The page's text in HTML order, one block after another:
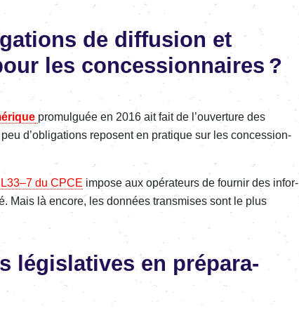
de diffu­sion et
les conces­sion­naires ?
promul­guée en 2016 ait fait de l’ou­ver­ture des
d’obli­ga­tions reposent en pratique sur les conces­sion­
L33–7 du CPCE impose aux opéra­teurs de four­nir des infor­
Mais là encore, les données trans­mises sont le plus
légis­la­tives en prépa­ra­